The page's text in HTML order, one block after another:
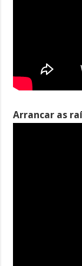
Arrancar as